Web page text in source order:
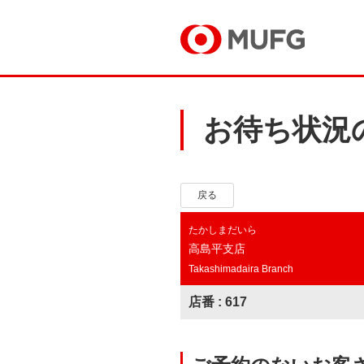
お待ち状況
戻る
たかしまだいら
高島平支店
Takashimadaira Branch
店番 : 617